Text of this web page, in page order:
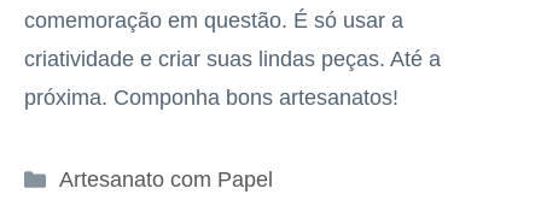
comemoração em questão. É só usar a
criatividade e criar suas lindas peças. Até a
próxima. Componha bons artesanatos!
Categorias
Artesanato com Papel